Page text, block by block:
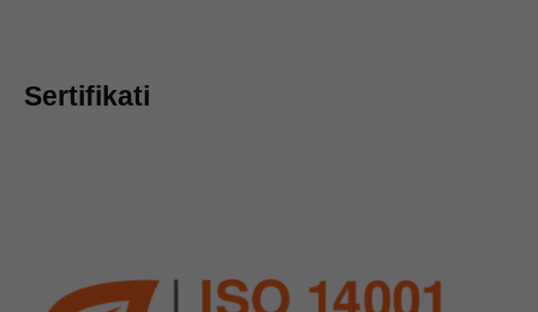
Sertifikati